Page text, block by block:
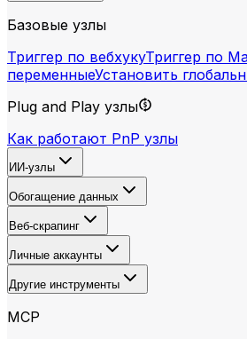
Базовые узлы
Триггер по вебхукуТриггер по
переменныеУстановить
Plug and Play узлы
Как работают PnP узлы
ИИ-узлы
Обогащение данных
Веб-скрапинг
Личные аккаунты
Другие инструменты
MCP